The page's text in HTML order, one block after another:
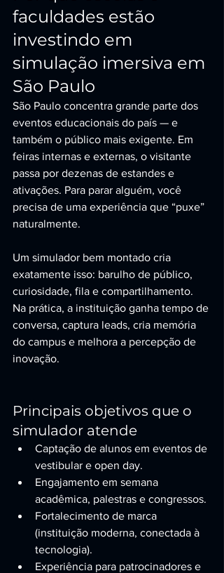
faculdades estão
investindo em
simulação imersiva em
São Paulo
São Paulo concentra grande parte dos
eventos educacionais do país — e
também o público mais exigente. Em
feiras internas e externas, o visitante
passa por dezenas de estandes e
ativações. Para parar alguém, você
precisa de uma experiência que “puxe”
naturalmente.
Um simulador bem montado cria
exatamente isso: barulho de público,
curiosidade, fila e compartilhamento.
Na prática, a instituição ganha tempo de
conversa, captura leads, cria memória
do campus e melhora a percepção de
inovação.
Principais objetivos que o
simulador atende
Captação de alunos em eventos de
vestibular e open day.
Engajamento em semana
acadêmica, palestras e congressos.
Fortalecimento de marca
(instituição moderna, conectada à
tecnologia).
Experiência para patrocinadores e